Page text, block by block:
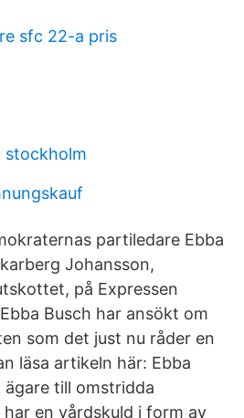
sfc 22-a pris
stockholm
partiledare Ebba
Johansson,
på Expressen
Busch har ansökt om
som det just nu råder en
läsa artikeln här: Ebba
till omstridda
en vårdskuld i form av